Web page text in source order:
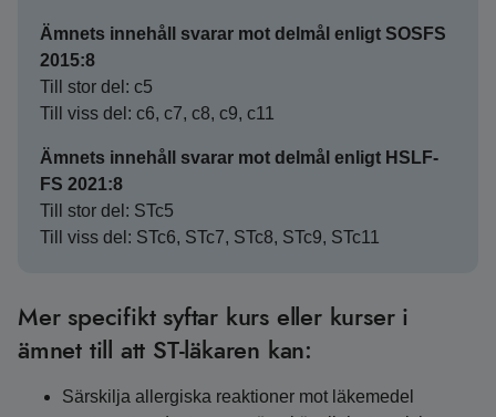
Ämnets innehåll svarar mot delmål enligt SOSFS
2015:8
Till stor del: c5
Till viss del: c6, c7, c8, c9, c11
Ämnets innehåll svarar mot delmål enligt HSLF-
FS 2021:8
Till stor del: STc5
Till viss del: STc6, STc7, STc8, STc9, STc11
Mer specifikt syftar kurs eller kurser i
ämnet till att ST-läkaren kan:
Särskilja allergiska reaktioner mot läkemedel